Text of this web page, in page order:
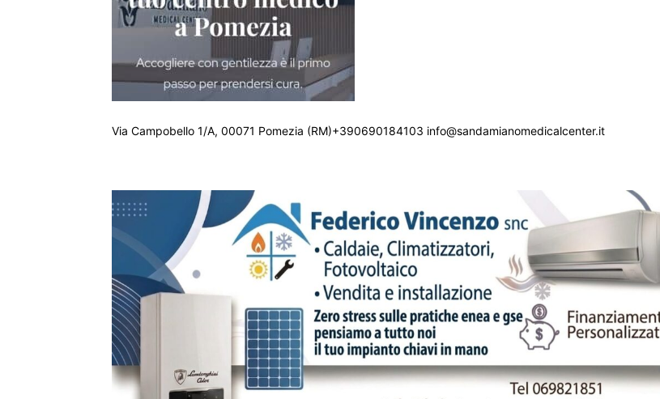
Via Campobello 1/A, 00071 Pomezia (RM)+390690184103 info@sandamianomedicalcenter.it